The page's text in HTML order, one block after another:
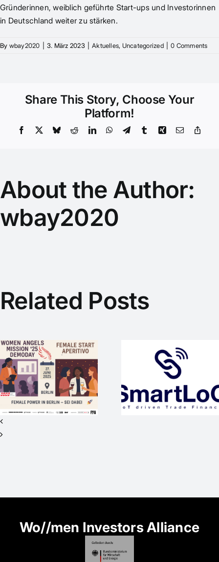
Gründerinnen, weiblich geführte Start-ups und Investorinnen
in Deutschland weiter zu stärken.
By wbay2020 3. März 2023 Aktuelles, Uncategorized 0 Comments
Share This Story, Choose Your
Platform!
Facebook BlueskyRedditLinkedInWhatsApp
TelegramTumblrXing Email
About the Author:
wbay2020
Related Posts
SmartLoC –
WEP-Startup
mit
internationaler
Vision sucht
Investor*innen
WAM25
wieder
beim
Wo//men Investors Alliance